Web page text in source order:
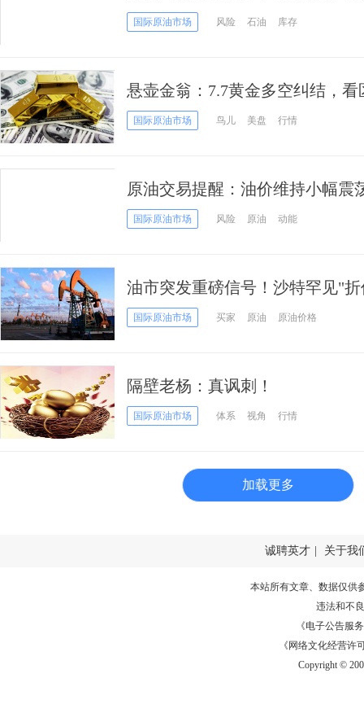
过剩"正在累积
国际原油市场 风险 石油 库存
悬壶金翁：7.7黄金多空纠结，看
国际原油市场 鸟儿 美盘 行情
原油交易提醒：油价维持小幅震
国际原油市场 风险 原油 动能
油市突发重磅信号！沙特罕见"
来最大降幅
国际原油市场 买家 原油 原油价格
隔壁老杨：真讽刺！
国际原油市场 体系 视角 行情
加载更多
诚聘英才 关于我
本站所有文章、数据仅供
违法和不
《电子公告服务
《网络文化经营许
Copyright ©